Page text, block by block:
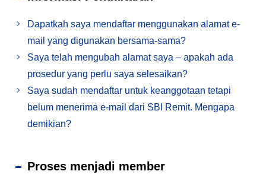
Dapatkah saya mendaftar menggunakan alamat e-
mail yang digunakan bersama-sama?
Saya telah mengubah alamat saya – apakah ada
prosedur yang perlu saya selesaikan?
Saya sudah mendaftar untuk keanggotaan tetapi
belum menerima e-mail dari SBI Remit. Mengapa
demikian?
Proses menjadi member